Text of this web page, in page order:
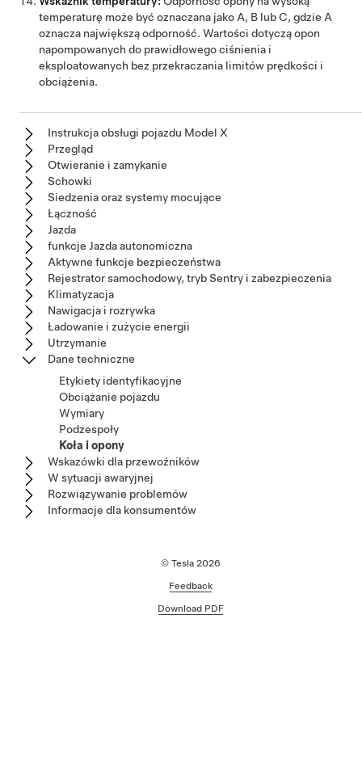
temperaturę może być oznaczana jako A, B lub C, gdzie A
oznacza największą odporność. Wartości dotyczą opon
napompowanych do prawidłowego ciśnienia i
eksploatowanych bez przekraczania limitów prędkości i
obciążenia.
Instrukcja obsługi pojazdu Model X
Przegląd
Otwieranie i zamykanie
Schowki
Siedzenia oraz systemy mocujące
Łączność
Jazda
funkcje Jazda autonomiczna
Aktywne funkcje bezpieczeństwa
Rejestrator samochodowy, tryb Sentry i zabezpieczenia
Klimatyzacja
Nawigacja i rozrywka
Ładowanie i zużycie energii
Utrzymanie
Dane techniczne
Etykiety identyfikacyjne
Obciążanie pojazdu
Wymiary
Podzespoły
Koła i opony
Wskazówki dla przewoźników
W sytuacji awaryjnej
Rozwiązywanie problemów
Informacje dla konsumentów
© Tesla 2026
Feedback
Download PDF